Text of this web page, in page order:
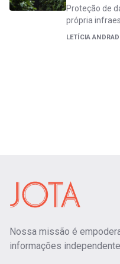
Proteção de
própria
LETÍCIA
Nossa missão é
informações